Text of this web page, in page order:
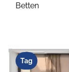
Betten
Tag